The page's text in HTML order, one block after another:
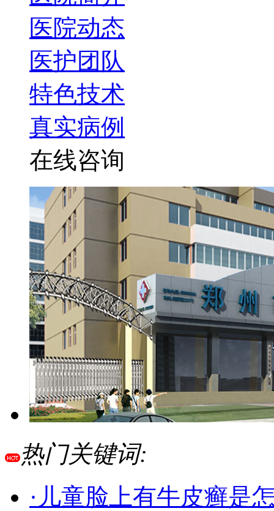
医院动态
医护团队
特色技术
真实病例
在线咨询
热门关键词:
·儿童脸上有牛皮癣是